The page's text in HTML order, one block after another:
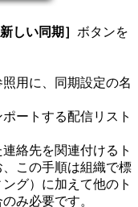
新しい同期］ ボタンを
照用に、同期設定の名
ポートする配信リスト
連絡先を関連付けるト
この手順は組織で標
グ）に加えて他のト
み必要です。